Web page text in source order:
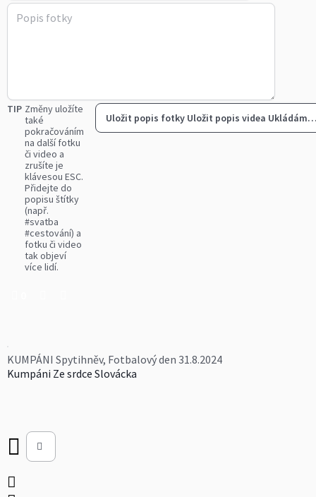
TIP Změny uložíte
také
pokračováním
na další fotku
či video a
zrušíte je
klávesou ESC.
Přidejte do
popisu štítky
(např.
#svatba
#cestování) a
fotku či video
tak objeví
více lidí.
Uložit popis fotky Uložit popis videa
KUMPÁNI Spytihněv, Fotbalový den 31.8.2024
Kumpáni Ze srdce Slovácka